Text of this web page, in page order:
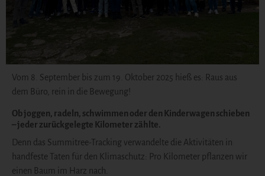
Vom 8. September bis zum 19. Oktober 2025 hieß es: Raus aus
dem Büro, rein in die Bewegung!
Ob joggen, radeln, schwimmen oder den Kinderwagen schieben
– jeder zurückgelegte Kilometer zählte.
Denn das Summitree-Tracking verwandelte die Aktivitäten in
handfeste Taten für den Klimaschutz: Pro Kilometer pflanzen wir
einen Baum im Harz nach.